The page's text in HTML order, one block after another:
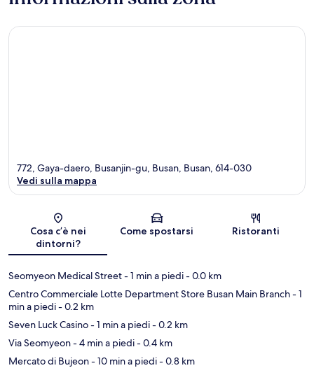
Mappa
772, Gaya-daero, Busanjin-gu, Busan, Busan, 614-030
Vedi sulla mappa
Cosa c’è nei
dintorni?
Come spostarsi Ristoranti
Seomyeon Medical Street- 1 min a piedi- 0.0 km
Centro Commerciale Lotte Department Store Busan Main Branch- 1
min a piedi- 0.2 km
Seven Luck Casino- 1 min a piedi- 0.2 km
Via Seomyeon- 4 min a piedi- 0.4 km
Mercato di Bujeon- 10 min a piedi- 0.8 km